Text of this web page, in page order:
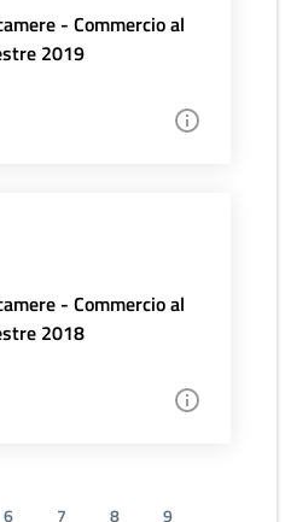
- Commercio al
2019
- Commercio al
2018
6 7 8
9